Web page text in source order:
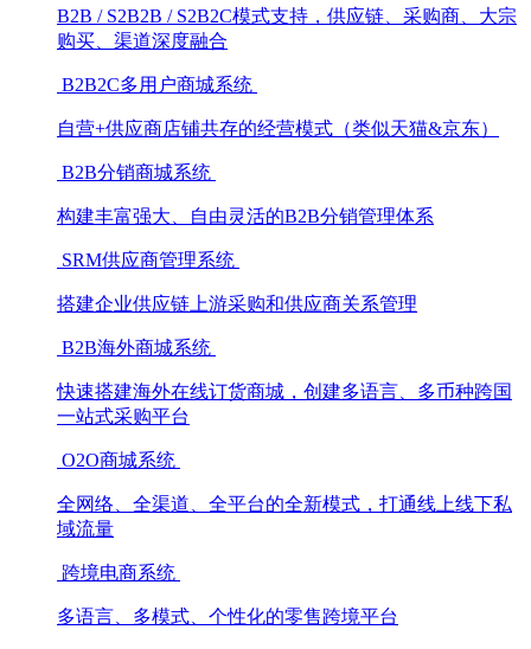
B2B / S2B2B / S2B2C模式支持，供应链、采购商、大宗
购买、渠道深度融合
B2B2C多用户商城系统
自营+供应商店铺共存的经营模式（类似天猫&京东）
B2B分销商城系统
构建丰富强大、自由灵活的B2B分销管理体系
SRM供应商管理系统
搭建企业供应链上游采购和供应商关系管理
B2B海外商城系统
快速搭建海外在线订货商城，创建多语言、多币种跨国
一站式采购平台
O2O商城系统
全网络、全渠道、全平台的全新模式，打通线上线下私
域流量
跨境电商系统
多语言、多模式、个性化的零售跨境平台